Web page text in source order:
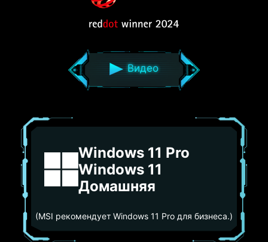
Видео
Windows 11 Pro
Windows 11
Домашняя
(MSI рекомендует Windows 11 Pro для бизнеса.)